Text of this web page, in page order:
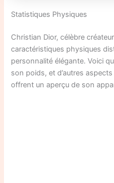
Statistiques Physiques
Christian Dior, célèbre
caractéristiques physiques
personnalité élégante. Voici
son poids, et d’autres
offrent un aperçu de son